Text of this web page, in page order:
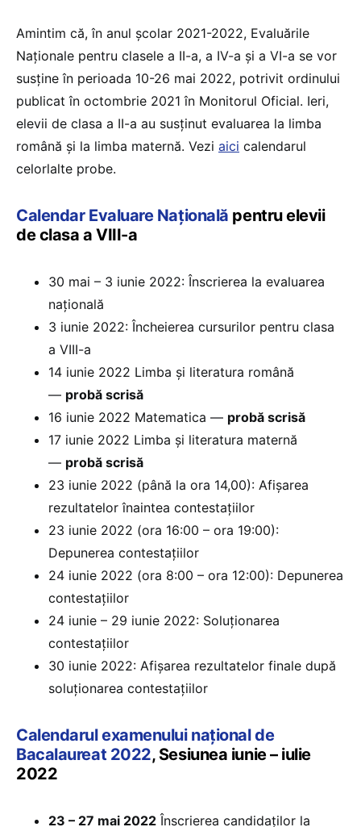
Amintim că, în anul școlar 2021-2022, Evaluările
Naționale pentru clasele a II-a, a IV-a și a VI-a se vor
susține în perioada 10-26 mai 2022, potrivit ordinului
publicat în octombrie 2021 în Monitorul Oficial. Ieri,
elevii de clasa a II-a au susținut evaluarea la limba
română și la limba maternă. Vezi aici calendarul
celorlalte probe.
Calendar Evaluare Națională pentru elevii
de clasa a VIII-a
30 mai – 3 iunie 2022: Înscrierea la evaluarea
națională
3 iunie 2022: Încheierea cursurilor pentru clasa
a VIII-a
14 iunie 2022 Limba și literatura română
— probă scrisă
16 iunie 2022 Matematica — probă scrisă
17 iunie 2022 Limba și literatura maternă
— probă scrisă
23 iunie 2022 (până la ora 14,00): Afișarea
rezultatelor înaintea contestațiilor
23 iunie 2022 (ora 16:00 – ora 19:00):
Depunerea contestațiilor
24 iunie 2022 (ora 8:00 – ora 12:00): Depunerea
contestațiilor
24 iunie – 29 iunie 2022: Soluționarea
contestațiilor
30 iunie 2022: Afișarea rezultatelor finale după
soluționarea contestațiilor
Calendarul examenului național de
Bacalaureat 2022, Sesiunea iunie – iulie
2022
23 – 27 mai 2022 Înscrierea candidaților la